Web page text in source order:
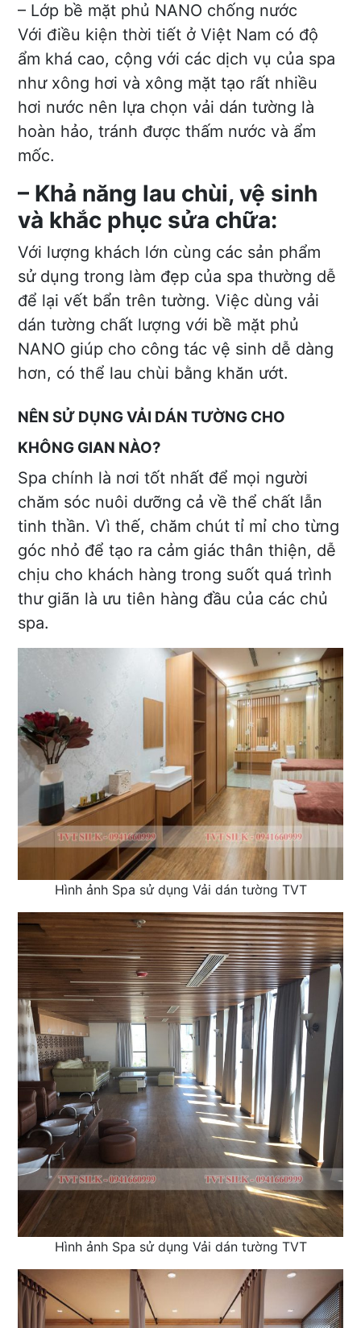
– Lớp bề mặt phủ NANO chống nước
Với điều kiện thời tiết ở Việt Nam có độ
ẩm khá cao, cộng với các dịch vụ của spa
như xông hơi và xông mặt tạo rất nhiều
hơi nước nên lựa chọn vải dán tường là
hoàn hảo, tránh được thấm nước và ẩm
mốc.
– Khả năng lau chùi, vệ sinh
và khắc phục sửa chữa:
Với lượng khách lớn cùng các sản phẩm
sử dụng trong làm đẹp của spa thường dễ
để lại vết bẩn trên tường. Việc dùng vải
dán tường chất lượng với bề mặt phủ
NANO giúp cho công tác vệ sinh dễ dàng
hơn, có thể lau chùi bằng khăn ướt.
NÊN SỬ DỤNG VẢI DÁN TƯỜNG CHO
KHÔNG GIAN NÀO?
Spa chính là nơi tốt nhất để mọi người
chăm sóc nuôi dưỡng cả về thể chất lẫn
tinh thần. Vì thế, chăm chút tỉ mỉ cho từng
góc nhỏ để tạo ra cảm giác thân thiện, dễ
chịu cho khách hàng trong suốt quá trình
thư giãn là ưu tiên hàng đầu của các chủ
spa.
Hình ảnh Spa sử dụng Vải dán tường TVT
Hình ảnh Spa sử dụng Vải dán tường TVT